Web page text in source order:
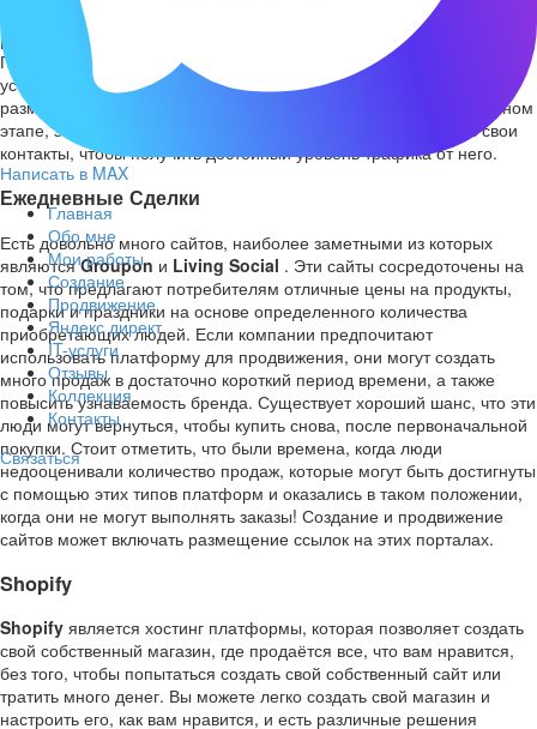
Написать в MAX
Главная
Обо мне
Мои работы
Создание
Продвижение
Яндекс директ
IT-услуги
Отзывы
Коллекция
Контакты
Связаться
это используют, им нравится, это может быть шагом вперед для
раскрытия ваших продуктов для совершенно новый аудитории.
Платформа является полностью бесплатной и ее легко
установить, что означает, что она стоит на регулярной основе
размещения; даже если вы не видите много из этого на начальном
этапе, это займет всего несколько человек повторно прижав свои
контакты, чтобы получить достойный уровень трафика от него.
Ежедневные Сделки
Есть довольно много сайтов, наиболее заметными из которых
являютсяGroupon и Living Social . Эти сайты сосредоточены на
том, что предлагают потребителям отличные цены на продукты,
подарки и праздники на основе определенного количества
приобретающих людей. Если компании предпочитают
использовать платформу для продвижения, они могут создать
много продаж в достаточно короткий период времени, а также
повысить узнаваемость бренда. Существует хороший шанс, что эти
люди могут вернуться, чтобы купить снова, после первоначальной
покупки. Стоит отметить, что были времена, когда люди
недооценивали количество продаж, которые могут быть достигнуты
с помощью этих типов платформ и оказались в таком положении,
когда они не могут выполнять заказы! Создание и продвижение
сайтов может включать размещение ссылок на этих порталах.
Shopify
Shopify является хостинг платформы, которая позволяет создать
свой собственный магазин, где продаётся все, что вам нравится,
без того, чтобы попытаться создать свой собственный сайт или
тратить много денег. Вы можете легко создать свой магазин и
настроить его, как вам нравится, и есть различные решения